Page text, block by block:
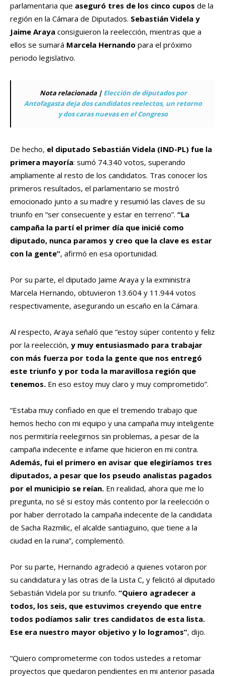
parlamentaria que aseguró tres de los cinco cupos de la
región en la Cámara de Diputados. Sebastián Videla y
Jaime Araya consiguieron la reelección, mientras que a
ellos se sumará Marcela Hernando para el próximo
periodo legislativo.
Nota relacionada | Elección de diputados por
Antofagasta deja dos candidatos reelectos, un retorno
y dos caras nuevas en el Congreso
De hecho, el diputado Sebastián Videla (IND-PL) fue la
primera mayoría: sumó 74.340 votos, superando
ampliamente al resto de los candidatos. Tras conocer los
primeros resultados, el parlamentario se mostró
emocionado junto a su madre y resumió las claves de su
triunfo en “ser consecuente y estar en terreno”. “La
campaña la partí el primer día que inicié como
diputado, nunca paramos y creo que la clave es estar
con la gente”, afirmó en esa oportunidad.
Por su parte, el diputado Jaime Araya y la exministra
Marcela Hernando, obtuvieron 13.604 y 11.944 votos
respectivamente, asegurando un escaño en la Cámara.
Al respecto, Araya señaló que “estoy súper contento y feliz
por la reelección, y muy entusiasmado para trabajar
con más fuerza por toda la gente que nos entregó
este triunfo y por toda la maravillosa región que
tenemos. En eso estoy muy claro y muy comprometido”.
“Estaba muy confiado en que el tremendo trabajo que
hemos hecho con mi equipo y una campaña muy inteligente
nos permitiría reelegirnos sin problemas, a pesar de la
campaña indecente e infame que hicieron en mi contra.
Además, fui el primero en avisar que elegiríamos tres
diputados, a pesar que los pseudo analistas pagados
por el municipio se reían. En realidad, ahora que me lo
pregunta, no sé si estoy más contento por la reelección o
por haber derrotado la campaña indecente de la candidata
de Sacha Razmilic, el alcalde santiaguino, que tiene a la
ciudad en la ruina”, complementó.
Por su parte, Hernando agradeció a quienes votaron por
su candidatura y las otras de la Lista C, y felicitó al diputado
Sebastián Videla por su triunfo. “Quiero agradecer a
todos, los seis, que estuvimos creyendo que entre
todos podíamos salir tres candidatos de esta lista.
Ese era nuestro mayor objetivo y lo logramos”, dijo.
“Quiero comprometerme con todos ustedes a retomar
proyectos que quedaron pendientes en mi anterior pasada